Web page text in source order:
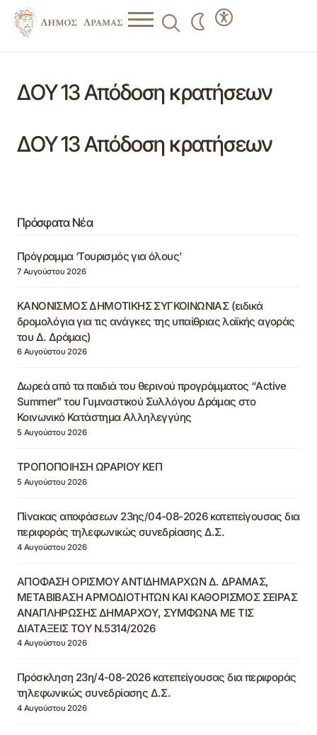
ΔΟΥ 13 Απόδοση κρατήσεων
ΔΟΥ 13 Απόδοση κρατήσεων
Πρόσφατα Νέα
Πρόγραμμα ‘Τουρισμός για όλους’
7 Αυγούστου 2026
ΚΑΝΟΝΙΣΜΟΣ ΔΗΜΟΤΙΚΗΣ ΣΥΓΚΟΙΝΩΝΙΑΣ (ειδικά
δρομολόγια για τις ανάγκες της υπαίθριας λαϊκής αγοράς
του Δ. Δράμας)
6 Αυγούστου 2026
Δωρεά από τα παιδιά του θερινού προγράμματος “Active
Summer” του Γυμναστικού Συλλόγου Δράμας στο
Κοινωνικό Κατάστημα Αλληλεγγύης
5 Αυγούστου 2026
ΤΡΟΠΟΠΟΙΗΣΗ ΩΡΑΡΙΟΥ ΚΕΠ
5 Αυγούστου 2026
Πίνακας αποφάσεων 23ης/04-08-2026 κατεπείγουσας δια
περιφοράς τηλεφωνικώς συνεδρίασης Δ.Σ.
4 Αυγούστου 2026
ΑΠΟΦΑΣΗ ΟΡΙΣΜΟΥ ΑΝΤΙΔΗΜΑΡΧΩΝ Δ. ΔΡΑΜΑΣ,
ΜΕΤΑΒΙΒΑΣΗ ΑΡΜΟΔΙΟΤΗΤΩΝ ΚΑΙ ΚΑΘΟΡΙΣΜΟΣ ΣΕΙΡΑΣ
ΑΝΑΠΛΗΡΩΣΗΣ ΔΗΜΑΡΧΟΥ, ΣΥΜΦΩΝΑ ΜΕ ΤΙΣ
ΔΙΑΤΑΞΕΙΣ ΤΟΥ Ν.5314/2026
4 Αυγούστου 2026
Πρόσκληση 23η/4-08-2026 κατεπείγουσας δια περιφοράς
τηλεφωνικώς συνεδρίασης Δ.Σ.
4 Αυγούστου 2026